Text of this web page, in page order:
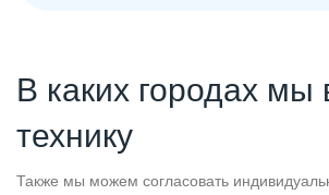
В каких городах мы
технику
Также мы можем согласовать